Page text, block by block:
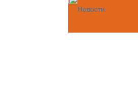
Новости